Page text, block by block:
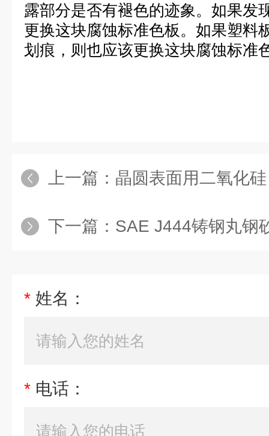
露部分是否有褪色的迹象。如果发
更换这块腐蚀标准色板。如果塑料
划痕，则也应该更换这块腐蚀标准
上一篇： 晶圆表面用二氧化硅
下一篇： SAE J444铸钢丸钢砂
* 姓名：
* 电话：